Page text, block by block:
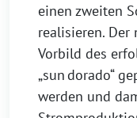
einen zweiten
realisieren. Der
Vorbild des
„sun dorado“
werden und